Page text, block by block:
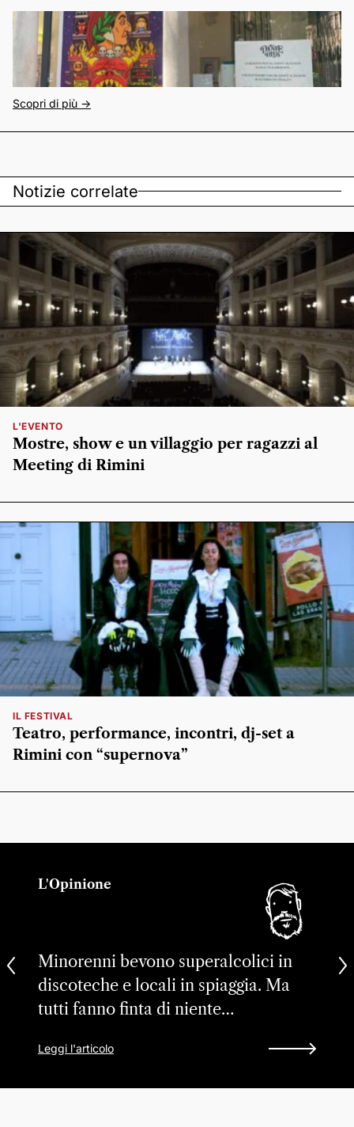
Scopri di più ->
Notizie correlate
L'EVENTO
Mostre, show e un villaggio per ragazzi al
Meeting di Rimini
IL FESTIVAL
Teatro, performance, incontri, dj-set a
Rimini con “supernova”
L'Opinione
Minorenni bevono superalcolici in
discoteche e locali in spiaggia. Ma
tutti fanno finta di niente…
Leggi l'articolo